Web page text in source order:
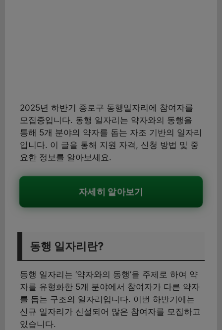
2025년 하반기 종로구 동행일자리에 참여자를
모집중입니다. 동행 일자리는 약자와의 동행을
통해 5개 분야의 약자를 돕는 자조 기반의 일자리
입니다. 이 글을 통해 지원 자격, 신청 방법 및 중
요한 정보를 알아보세요.
자세히 알아보기
동행 일자리란?
동행 일자리는 ‘약자와의 동행’을 주제로 하여 약
자를 유형화한 5개 분야에서 참여자가 다른 약자
를 돕는 구조의 일자리입니다. 이번 하반기에는
신규 일자리가 신설되어 많은 참여자를 모집하고
있습니다.